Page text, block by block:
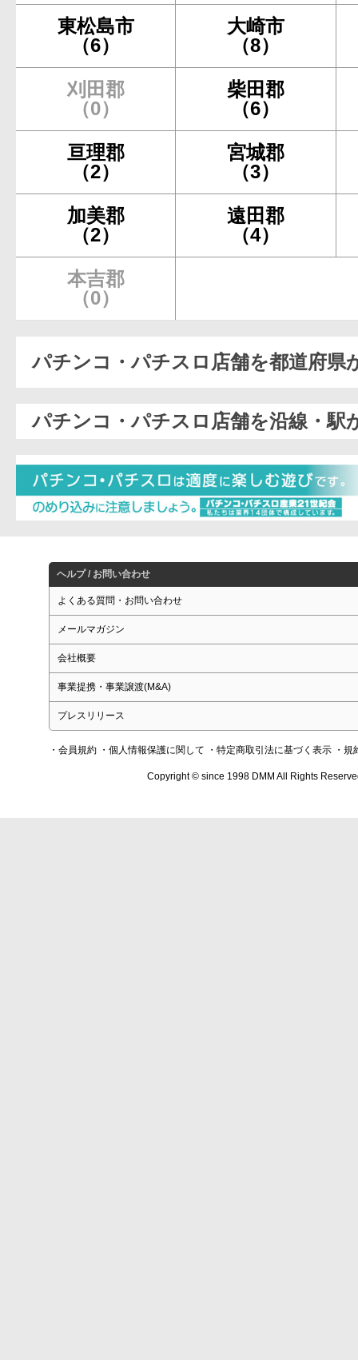
東松島市
（6）
大崎市
（8）
刈田郡
（0）
柴田郡
（6）
亘理郡
（2）
宮城郡
（3）
加美郡
（2）
遠田郡
（4）
本吉郡
（0）
パチンコ・パチスロ店舗を都道府県
パチンコ・パチスロ店舗を沿線・駅
ヘルプ / お問い合わせ
よくある質問・お問い合わせ
メールマガジン
会社概要
事業提携・事業譲渡(M&A)
プレスリリース
・会員規約 ・個人情報保護に関して ・特定商取引法に基づく表示 ・規
Copyright © since 1998 DMM All Rights